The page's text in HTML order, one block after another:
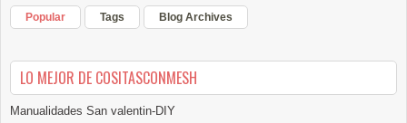
Popular Tags Blog Archives
LO MEJOR DE COSITASCONMESH
Manualidades San valentin-DIY